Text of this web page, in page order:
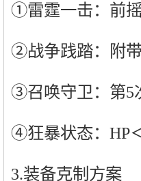
①雷霆一击：前
②战争践踏：附
③召唤守卫：第5
④狂暴状态：HP
3.装备克制方案